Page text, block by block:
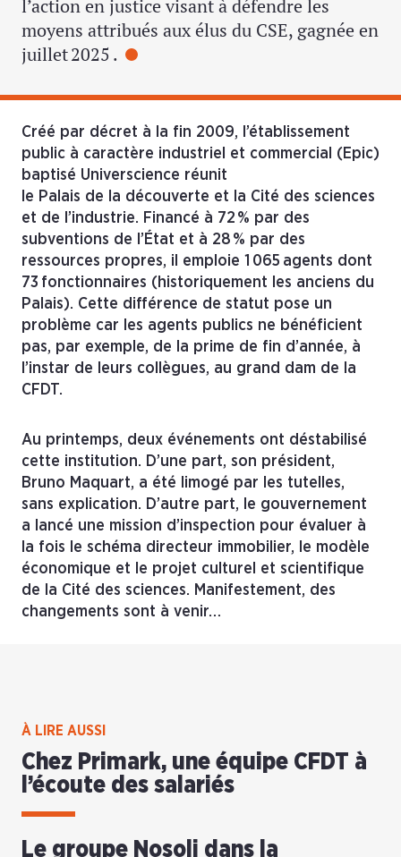
l’action en justice visant à défendre les
moyens attribués aux élus du CSE, gagnée en
juillet 2025 .
Créé par décret à la fin 2009, l’établissement
public à caractère industriel et commercial (Epic)
baptisé Universcience réunit
le Palais de la découverte et la Cité des sciences
et de l’industrie. Financé à 72 % par des
subventions de l’État et à 28 % par des
ressources propres, il emploie 1 065 agents dont
73 fonctionnaires (historiquement les anciens du
Palais). Cette différence de statut pose un
problème car les agents publics ne bénéficient
pas, par exemple, de la prime de fin d’année, à
l’instar de leurs collègues, au grand dam de la
CFDT.
Au printemps, deux événements ont déstabilisé
cette institution. D’une part, son président,
Bruno Maquart, a été limogé par les tutelles,
sans explication. D’autre part, le gouvernement
a lancé une mission d’inspection pour évaluer à
la fois le schéma directeur immobilier, le modèle
économique et le projet culturel et scientifique
de la Cité des sciences. Manifestement, des
changements sont à venir…
À LIRE AUSSI
Chez Primark, une équipe CFDT à
l’écoute des salariés
Le groupe Nosoli dans la